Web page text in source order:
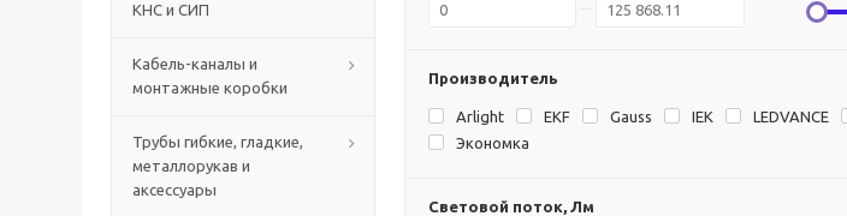
КНС и СИП
Кабель-каналы и
монтажные коробки
Трубы гибкие, гладкие,
металлорукав и
аксессуары
Производитель
Arlight EKF Gauss IEK LEDVANCE
Экономка
Световой поток, Лм